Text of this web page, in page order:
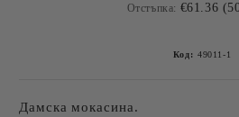
Отстъпка: €61.36
Код: 49011-1
Дамска мокасина.